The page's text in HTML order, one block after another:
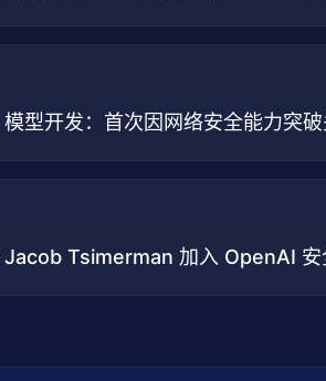
型开发：首次因网络安全能力突
Tsimerman 加入 OpenAI 安